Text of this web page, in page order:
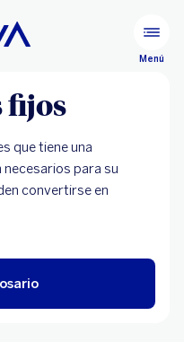
Menú
fijos
que tiene una
para su
convertirse en